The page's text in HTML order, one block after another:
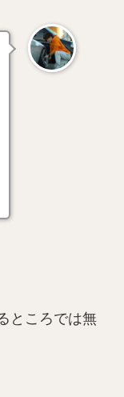
ところでは無